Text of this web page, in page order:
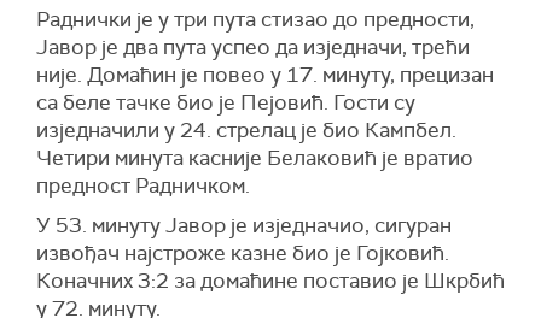
Раднички је у три пута стизао до предности,
Јавор је два пута успео да изједначи, трећи
није. Домаћин је повео у 17. минуту, прецизан
са беле тачке био је Пејовић. Гости су
изједначили у 24. стрелац је био Кампбел.
Четири минута касније Белаковић је вратио
предност Радничком.
У 53. минуту Јавор је изједначио, сигуран
извођач најстроже казне био је Гојковић.
Коначних 3:2 за домаћине поставио је Шкрбић
у 72. минуту.